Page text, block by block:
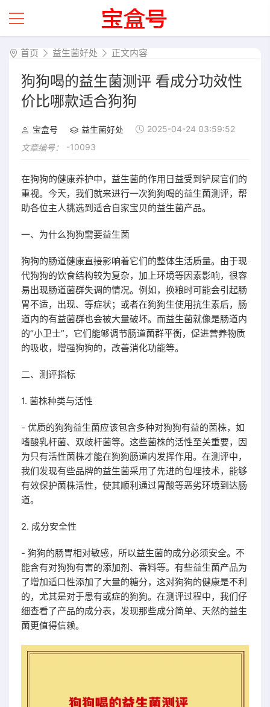
首页 益生菌好处 正文内容
狗狗喝的益生菌测评 看成分功效性
价比哪款适合狗狗
宝盒号 益生菌好处
2025-04-24 03:59:52
文章编号：
-10093
在狗狗的健康养护中，益生菌的作用日益受到铲屎官们的
重视。今天，我们就来进行一次狗狗喝的益生菌测评，帮
助各位主人挑选到适合自家宝贝的益生菌产品。
一、为什么狗狗需要益生菌
狗狗的肠道健康直接影响着它们的整体生活质量。由于现
代狗狗的饮食结构较为复杂，加上环境等因素影响，很容
易出现肠道菌群失调的情况。例如，换粮时可能会引起肠
胃不适，出现、等症状；或者在狗狗生使用抗生素后，肠
道内的有益菌群也会被大量破坏。而益生菌就像是肠道内
的“小卫士”，它们能够调节肠道菌群平衡，促进营养物质
的吸收，增强狗狗的，改善消化功能等。
二、测评指标
1. 菌株种类与活性
- 优质的狗狗益生菌应该包含多种对狗狗有益的菌株，如
嗜酸乳杆菌、双歧杆菌等。这些菌株的活性至关重要，因
为只有活性菌株才能在狗狗肠道内发挥作用。在测评中，
我们发现有些品牌的益生菌采用了先进的包埋技术，能够
有效保护菌株活性，使其顺利通过胃酸等恶劣环境到达肠
道。
2. 成分安全性
- 狗狗的肠胃相对敏感，所以益生菌的成分必须安全。不
能含有对狗狗有害的添加剂、香料等。有些益生菌产品为
了增加适口性添加了大量的糖分，这对狗狗的健康是不利
的，尤其是对于患有或症的狗狗。在测评过程中，我们仔
细查看了产品的成分表，发现那些成分简单、天然的益生
菌更值得信赖。